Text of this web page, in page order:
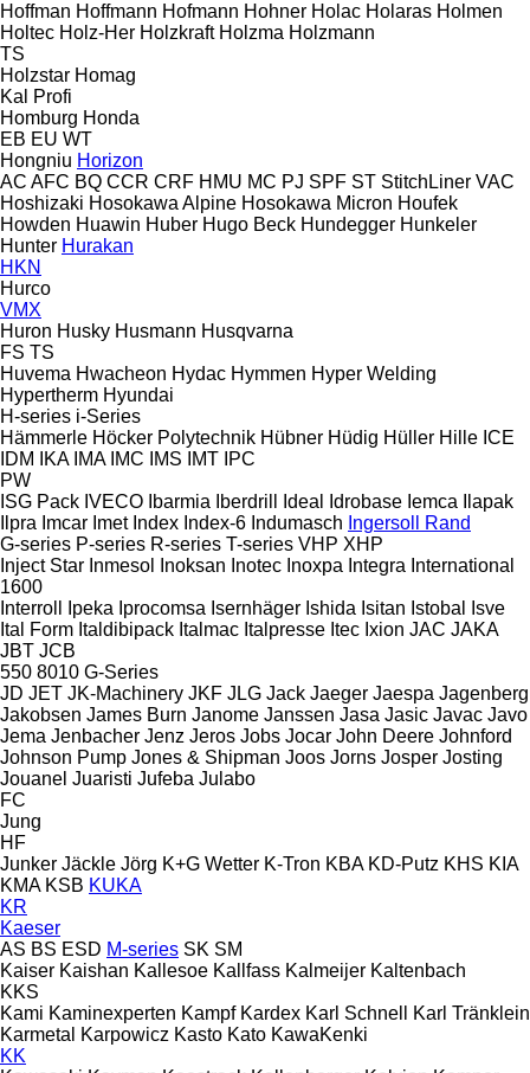
Hoffman Hoffmann Hofmann Hohner Holac Holaras Holmen
Holtec Holz-Her Holzkraft Holzma Holzmann
TS
Holzstar Homag
Kal
Profi
Homburg Honda
EB EU WT
Hongniu Horizon
AC AFC BQ CCR CRF HMU MC PJ SPF ST StitchLiner VAC
Hoshizaki Hosokawa Alpine Hosokawa Micron Houfek
Howden Huawin Huber Hugo Beck Hundegger Hunkeler
Hunter Hurakan
HKN
Hurco
VMX
Huron Husky Husmann Husqvarna
FS TS
Huvema Hwacheon Hydac Hymmen Hyper Welding
Hypertherm Hyundai
H-series i-Series
Hämmerle Höcker Polytechnik Hübner Hüdig Hüller Hille ICE
IDM
IKA IMA IMC IMS IMT IPC
PW
ISG Pack IVECO Ibarmia Iberdrill Ideal Idrobase Iemca
Ilapak
Ilpra Imcar Imet Index Index-6 Indumasch Ingersoll Rand
G-series P-series R-series T-series VHP XHP
Inject Star Inmesol Inoksan Inotec Inoxpa Integra International
1600
Interroll
Ipeka Iprocomsa Isernhäger Ishida Isitan Istobal
Isve
Ital Form Italdibipack Italmac Italpresse Itec Ixion JAC JAKA
JBT JCB
550 8010 G-Series
JD JET JK-Machinery JKF JLG Jack Jaeger Jaespa Jagenberg
Jakobsen James Burn Janome Janssen Jasa Jasic Javac Javo
Jema Jenbacher Jenz Jeros Jobs Jocar John Deere Johnford
Johnson Pump Jones & Shipman Joos Jorns Josper Josting
Jouanel Juaristi Jufeba Julabo
FC
Jung
HF
Junker Jäckle Jörg K+G Wetter K-Tron KBA KD-Putz KHS KIA
KMA KSB KUKA
KR
Kaeser
AS BS ESD M-series SK SM
Kaiser Kaishan Kallesoe Kallfass Kalmeijer Kaltenbach
KKS
Kami Kaminexperten Kampf Kardex Karl Schnell
Karl Tränklein
Karmetal
Karpowicz Kasto Kato KawaKenki
KK